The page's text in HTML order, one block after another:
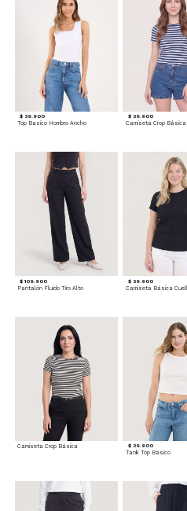
$ 39.900
Top Basico Hombro Ancho
$ 39.900
Camiseta Crop Básica
$ 109.900
Pantalón Fluido Tiro Alto
$ 39.900
Camiseta Crop Básica $ 29.900
Tank Top Basico